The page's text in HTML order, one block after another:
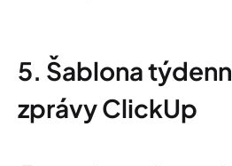
5. Šablona
zprávy ClickUp